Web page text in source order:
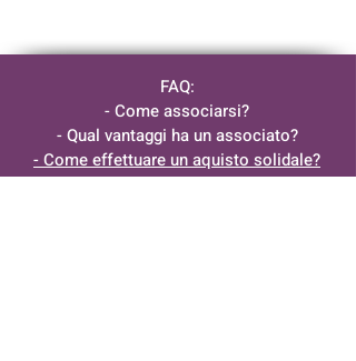
FAQ:
- Come associarsi?
- Qual vantaggi ha un associato?
- Come effettuare un aquisto solidale?
- Quali servizi offre Rinascere Mamma?